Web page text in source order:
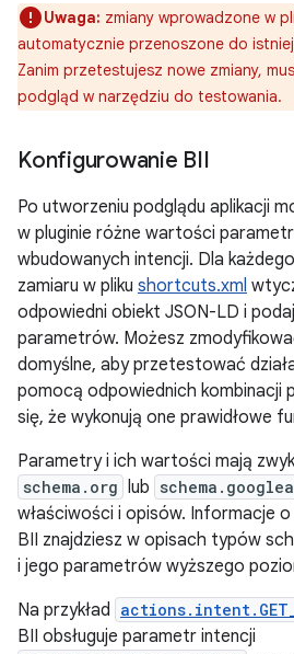
Uwaga: zmiany wprowadzone w
automatycznie przenoszone do
Zanim przetestujesz nowe zmiany,
podgląd w narzędziu do testowania.
Konfigurowanie BII
Po utworzeniu podglądu aplikacji
w pluginie różne wartości
wbudowanych intencji. Dla
zamiaru w pliku shortcuts.xml
odpowiedni obiekt JSON-LD i
parametrów. Możesz
domyślne, aby przetestować
pomocą odpowiednich kombinacji
się, że wykonują one prawidłowe
Parametry i ich wartości mają
schema.org lub
właściwości i opisów. Informacje
BII znajdziesz w opisach typów
i jego parametrów wyższego
Na przykład
BII obsługuje parametr intencji